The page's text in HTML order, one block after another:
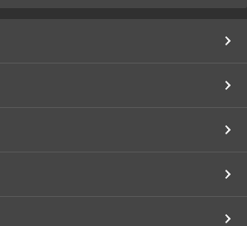
170 кВт при обертах